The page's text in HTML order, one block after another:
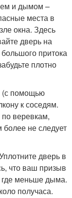
и дымом –
места в
окна. Здесь
дверь на
притока
плотно
(с помощью
к соседям.
веревкам,
не следует
дверь в
что ваш призыв
меньше дыма.
получаса.